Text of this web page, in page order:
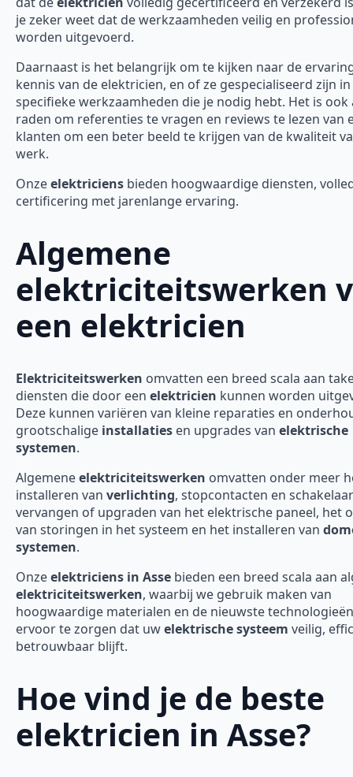
je zeker weet dat de werkzaamheden veilig en
worden uitgevoerd.
Daarnaast is het belangrijk om te kijken naar de
kennis van de elektricien, en of ze gespecialiseerd zijn
specifieke werkzaamheden die je nodig hebt. Het is ook
raden om referenties te vragen en reviews te lezen van
klanten om een beter beeld te krijgen van de kwaliteit
werk.
Onzeelektriciens bieden hoogwaardige diensten,
certificering met jarenlange ervaring.
Algemene
elektriciteitswerken
een elektricien
Elektriciteitswerken omvatten een breed scala aan
diensten die door een elektricien kunnen worden
Deze kunnen variëren van kleine reparaties en
grootschalige installaties en upgrades van elektrische
systemen.
Algemeneelektriciteitswerken omvatten onder meer
installeren van verlichting, stopcontacten en
vervangen of upgraden van het elektrische paneel, het
van storingen in het systeem en het installeren van
systemen.
Onzeelektriciens in Asse bieden een breed scala aan
elektriciteitswerken, waarbij we gebruik maken van
hoogwaardige materialen en de nieuwste
ervoor te zorgen dat uwelektrische systeem veilig,
betrouwbaar blijft.
Hoe vind je de beste
elektricien in Asse?